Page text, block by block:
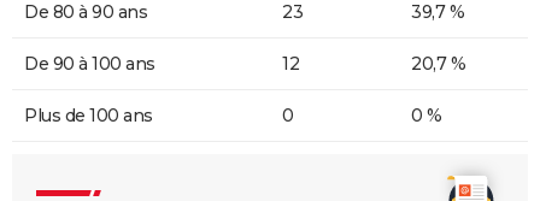
De 80 à 90 ans 23 39,7 %
De 90 à 100 ans 12 20,7 %
Plus de 100 ans 0 0 %